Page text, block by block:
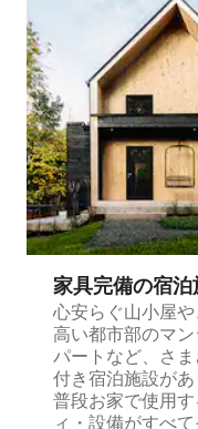
家具完備の宿⁠泊⁠
心安らぐ山小屋
高い都市部のマ
パートなど、さ
付き宿泊施設が
普段お家で使用
ィ・設備がすべ